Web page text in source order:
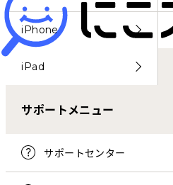
iPhone
iPad
サポートメニュー
サポートセンター